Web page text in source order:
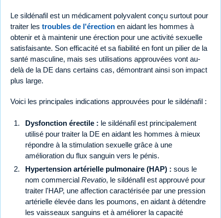
Le sildénafil est un médicament polyvalent conçu surtout pour
traiter les troubles de l'érection en aidant les hommes à
obtenir et à maintenir une érection pour une activité sexuelle
satisfaisante. Son efficacité et sa fiabilité en font un pilier de la
santé masculine, mais ses utilisations approuvées vont au-
delà de la DE dans certains cas, démontrant ainsi son impact
plus large.
Voici les principales indications approuvées pour le sildénafil :
Dysfonction érectile : le sildénafil est principalement
utilisé pour traiter la DE en aidant les hommes à mieux
répondre à la stimulation sexuelle grâce à une
amélioration du flux sanguin vers le pénis.
Hypertension artérielle pulmonaire (HAP) : sous le
nom commercial Revatio, le sildénafil est approuvé pour
traiter l'HAP, une affection caractérisée par une pression
artérielle élevée dans les poumons, en aidant à détendre
les vaisseaux sanguins et à améliorer la capacité